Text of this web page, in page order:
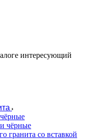
интересующий
чёрные
гранита со вставкой